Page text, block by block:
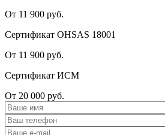
От 11 900 руб.
Сертификат OHSAS 18001
От 11 900 руб.
Сертификат ИСМ
От 20 000 руб.